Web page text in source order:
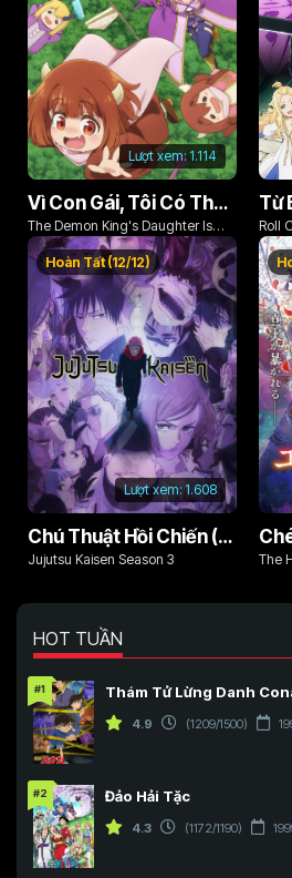
Lượt xem: 1.114
Vì Con Gái, Tôi Có Thể Đánh Bại Cả Ma Vương
The Demon King's Daughter Is
Too Kind!!
Roll
An
Lượt xem: 1.608
Hoàn Tất (12/12)
Chú Thuật Hồi Chiến (Phần 3)
Jujutsu Kaisen Season 3 The
HOT TUẦN
#1 Thám Tử Lừng Danh
4.9 (1209/1500)
#2 Đảo Hải Tặc
4.3 (1172/1190)